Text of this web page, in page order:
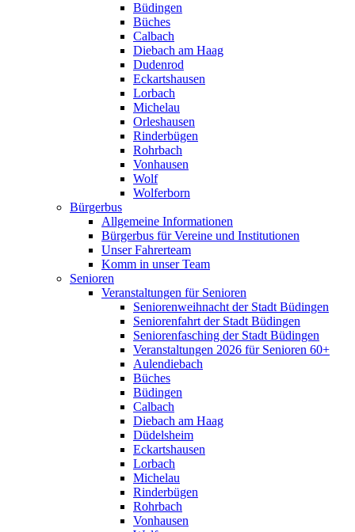
Büdingen
Büches
Calbach
Diebach am Haag
Dudenrod
Eckartshausen
Lorbach
Michelau
Orleshausen
Rinderbügen
Rohrbach
Vonhausen
Wolf
Wolferborn
Bürgerbus
Allgemeine Informationen
Bürgerbus für Vereine und Institutionen
Unser Fahrerteam
Komm in unser Team
Senioren
Veranstaltungen für Senioren
Seniorenweihnacht der Stadt Büdingen
Seniorenfahrt der Stadt Büdingen
Seniorenfasching der Stadt Büdingen
Veranstaltungen 2026 für Senioren 60+
Aulendiebach
Büches
Büdingen
Calbach
Diebach am Haag
Düdelsheim
Eckartshausen
Lorbach
Michelau
Rinderbügen
Rohrbach
Vonhausen